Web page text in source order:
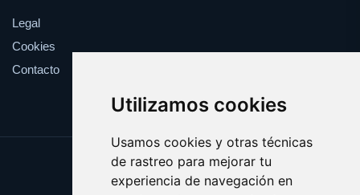
Utilizamos cookies
Usamos cookies y otras técnicas
de rastreo para mejorar tu
experiencia de navegación en
Legal
Cookies
Contacto
Update cookies preferences